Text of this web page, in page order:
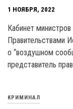
1 НОЯБРЯ, 2022
Кабинет
Правительствами
о “воздушном
представитель
КРИМИНАЛ